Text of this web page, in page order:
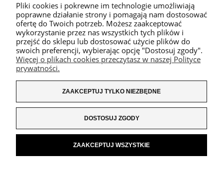
Pliki cookies i pokrewne im technologie umożliwiają
poprawne działanie strony i pomagają nam dostosować
ofertę do Twoich potrzeb. Możesz zaakceptować
wykorzystanie przez nas wszystkich tych plików i
przejść do sklepu lub dostosować użycie plików do
swoich preferencji, wybierając opcję "Dostosuj zgody".
Więcej o plikach cookies przeczytasz w naszej Polityce
prywatności.
ZAAKCEPTUJ TYLKO NIEZBĘDNE
DOSTOSUJ ZGODY
ZAAKCEPTUJ WSZYSTKIE